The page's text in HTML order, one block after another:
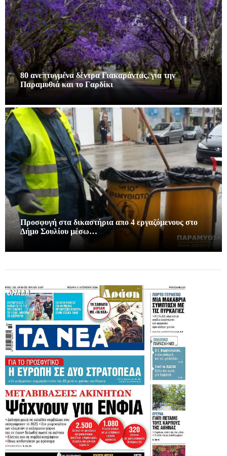
80 ανεπτυγμένα δέντρα Γιακαράντας, για την
Παραμυθιά και το Γαρδίκι
Προσφυγή στα δικαστήρια απο 4 εργαζόμενους στο
Δήμο Σουλίου μέσω…